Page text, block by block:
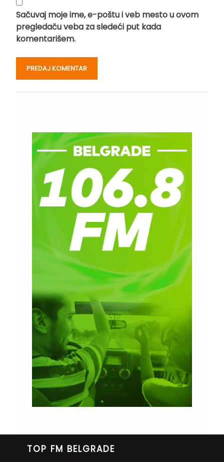
Sačuvaj moje ime, e-poštu i veb mesto u ovom
pregledaču veba za sledeći put kada
komentarišem.
TOP FM BELGRADE